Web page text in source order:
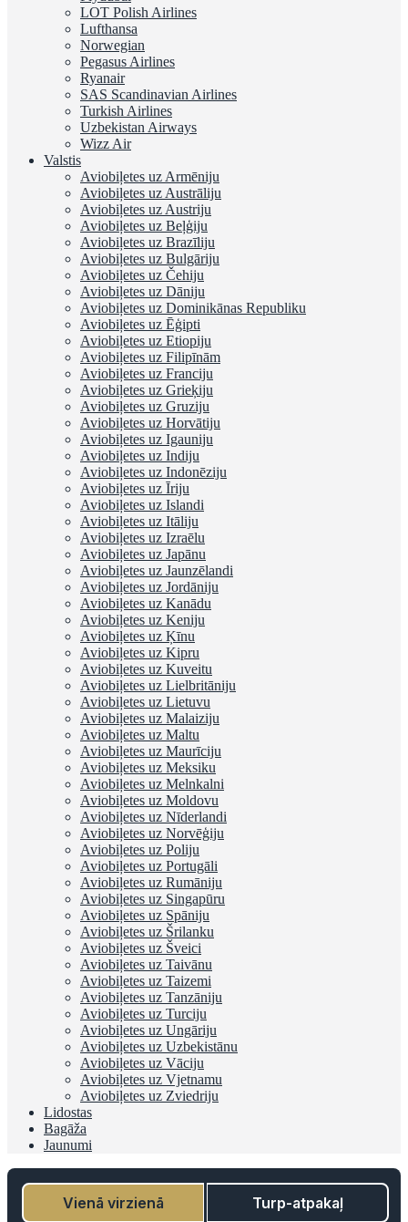
LOT Polish Airlines
Lufthansa
Norwegian
Pegasus Airlines
Ryanair
SAS Scandinavian Airlines
Turkish Airlines
Uzbekistan Airways
Wizz Air
Valstis
Aviobiļetes uz Armēniju
Aviobiļetes uz Austrāliju
Aviobiļetes uz Austriju
Aviobiļetes uz Beļģiju
Aviobiļetes uz Brazīliju
Aviobiļetes uz Bulgāriju
Aviobiļetes uz Čehiju
Aviobiļetes uz Dāniju
Aviobiļetes uz Dominikānas Republiku
Aviobiļetes uz Ēģipti
Aviobiļetes uz Etiopiju
Aviobiļetes uz Filipīnām
Aviobiļetes uz Franciju
Aviobiļetes uz Grieķiju
Aviobiļetes uz Gruziju
Aviobiļetes uz Horvātiju
Aviobiļetes uz Igauniju
Aviobiļetes uz Indiju
Aviobiļetes uz Indonēziju
Aviobiļetes uz Īriju
Aviobiļetes uz Islandi
Aviobiļetes uz Itāliju
Aviobiļetes uz Izraēlu
Aviobiļetes uz Japānu
Aviobiļetes uz Jaunzēlandi
Aviobiļetes uz Jordāniju
Aviobiļetes uz Kanādu
Aviobiļetes uz Keniju
Aviobiļetes uz Ķīnu
Aviobiļetes uz Kipru
Aviobiļetes uz Kuveitu
Aviobiļetes uz Lielbritāniju
Aviobiļetes uz Lietuvu
Aviobiļetes uz Malaiziju
Aviobiļetes uz Maltu
Aviobiļetes uz Maurīciju
Aviobiļetes uz Meksiku
Aviobiļetes uz Melnkalni
Aviobiļetes uz Moldovu
Aviobiļetes uz Nīderlandi
Aviobiļetes uz Norvēģiju
Aviobiļetes uz Poliju
Aviobiļetes uz Portugāli
Aviobiļetes uz Rumāniju
Aviobiļetes uz Singapūru
Aviobiļetes uz Spāniju
Aviobiļetes uz Šrilanku
Aviobiļetes uz Šveici
Aviobiļetes uz Taivānu
Aviobiļetes uz Taizemi
Aviobiļetes uz Tanzāniju
Aviobiļetes uz Turciju
Aviobiļetes uz Ungāriju
Aviobiļetes uz Uzbekistānu
Aviobiļetes uz Vāciju
Aviobiļetes uz Vjetnamu
Aviobiļetes uz Zviedriju
Lidostas
Bagāža
Jaunumi
Vienā virzienā Turp-atpakaļ